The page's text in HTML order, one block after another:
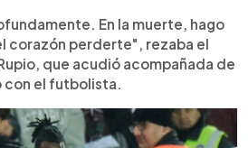
En la muerte, hago
corazón perderte", rezaba el
que acudió acompañada de
con el futbolista.